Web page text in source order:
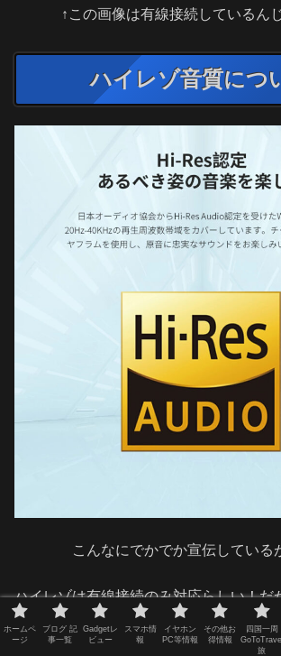
↑この画像は有線接続しているん
ハイレゾ音質につ
こんなにでかでか宣伝している
ハイレゾは有線接続のみ対応らしい！だ
有線接続する人はほぼ居ないんじゃない
るなら有線接続専用ヘッドホンを買うで
ホームペ
ージ
ブログ 記
事一覧
Gadgetレ
ビュー
スマホ情
報
イヤホン
PC等情報
その他お
得情報
四国一周
GoToTravel
旅